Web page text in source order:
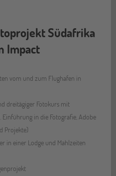
Südafrika
Impact
vom und zum Flughafen in
dreitägiger Fotokurs mit
in die Fotografie, Adobe
Projekte)
in einer Lodge und Mahlzeiten